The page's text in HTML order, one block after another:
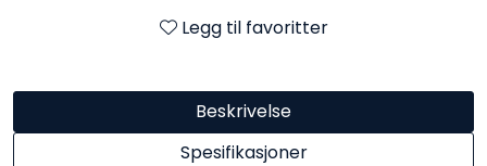
Legg til favoritter
Beskrivelse
Spesifikasjoner